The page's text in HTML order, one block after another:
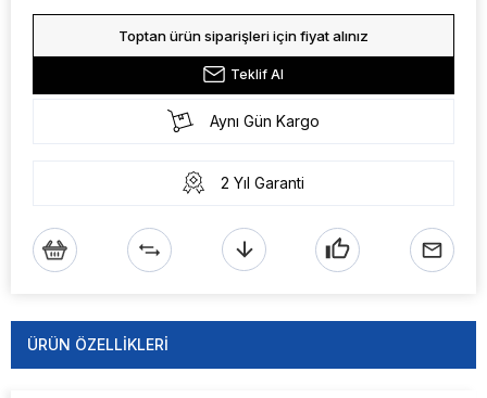
Toptan ürün siparişleri için fiyat alınız
Teklif Al
Aynı Gün Kargo
2 Yıl Garanti
ÜRÜN ÖZELLIKLERI